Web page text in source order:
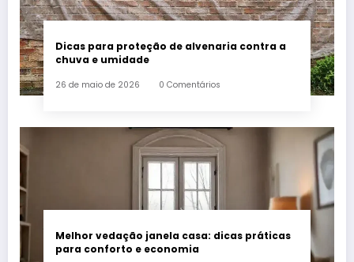
Dicas para proteção de alvenaria contra a
chuva e umidade
26 de maio de 2026 0 Comentários
Melhor vedação janela casa: dicas práticas
para conforto e economia